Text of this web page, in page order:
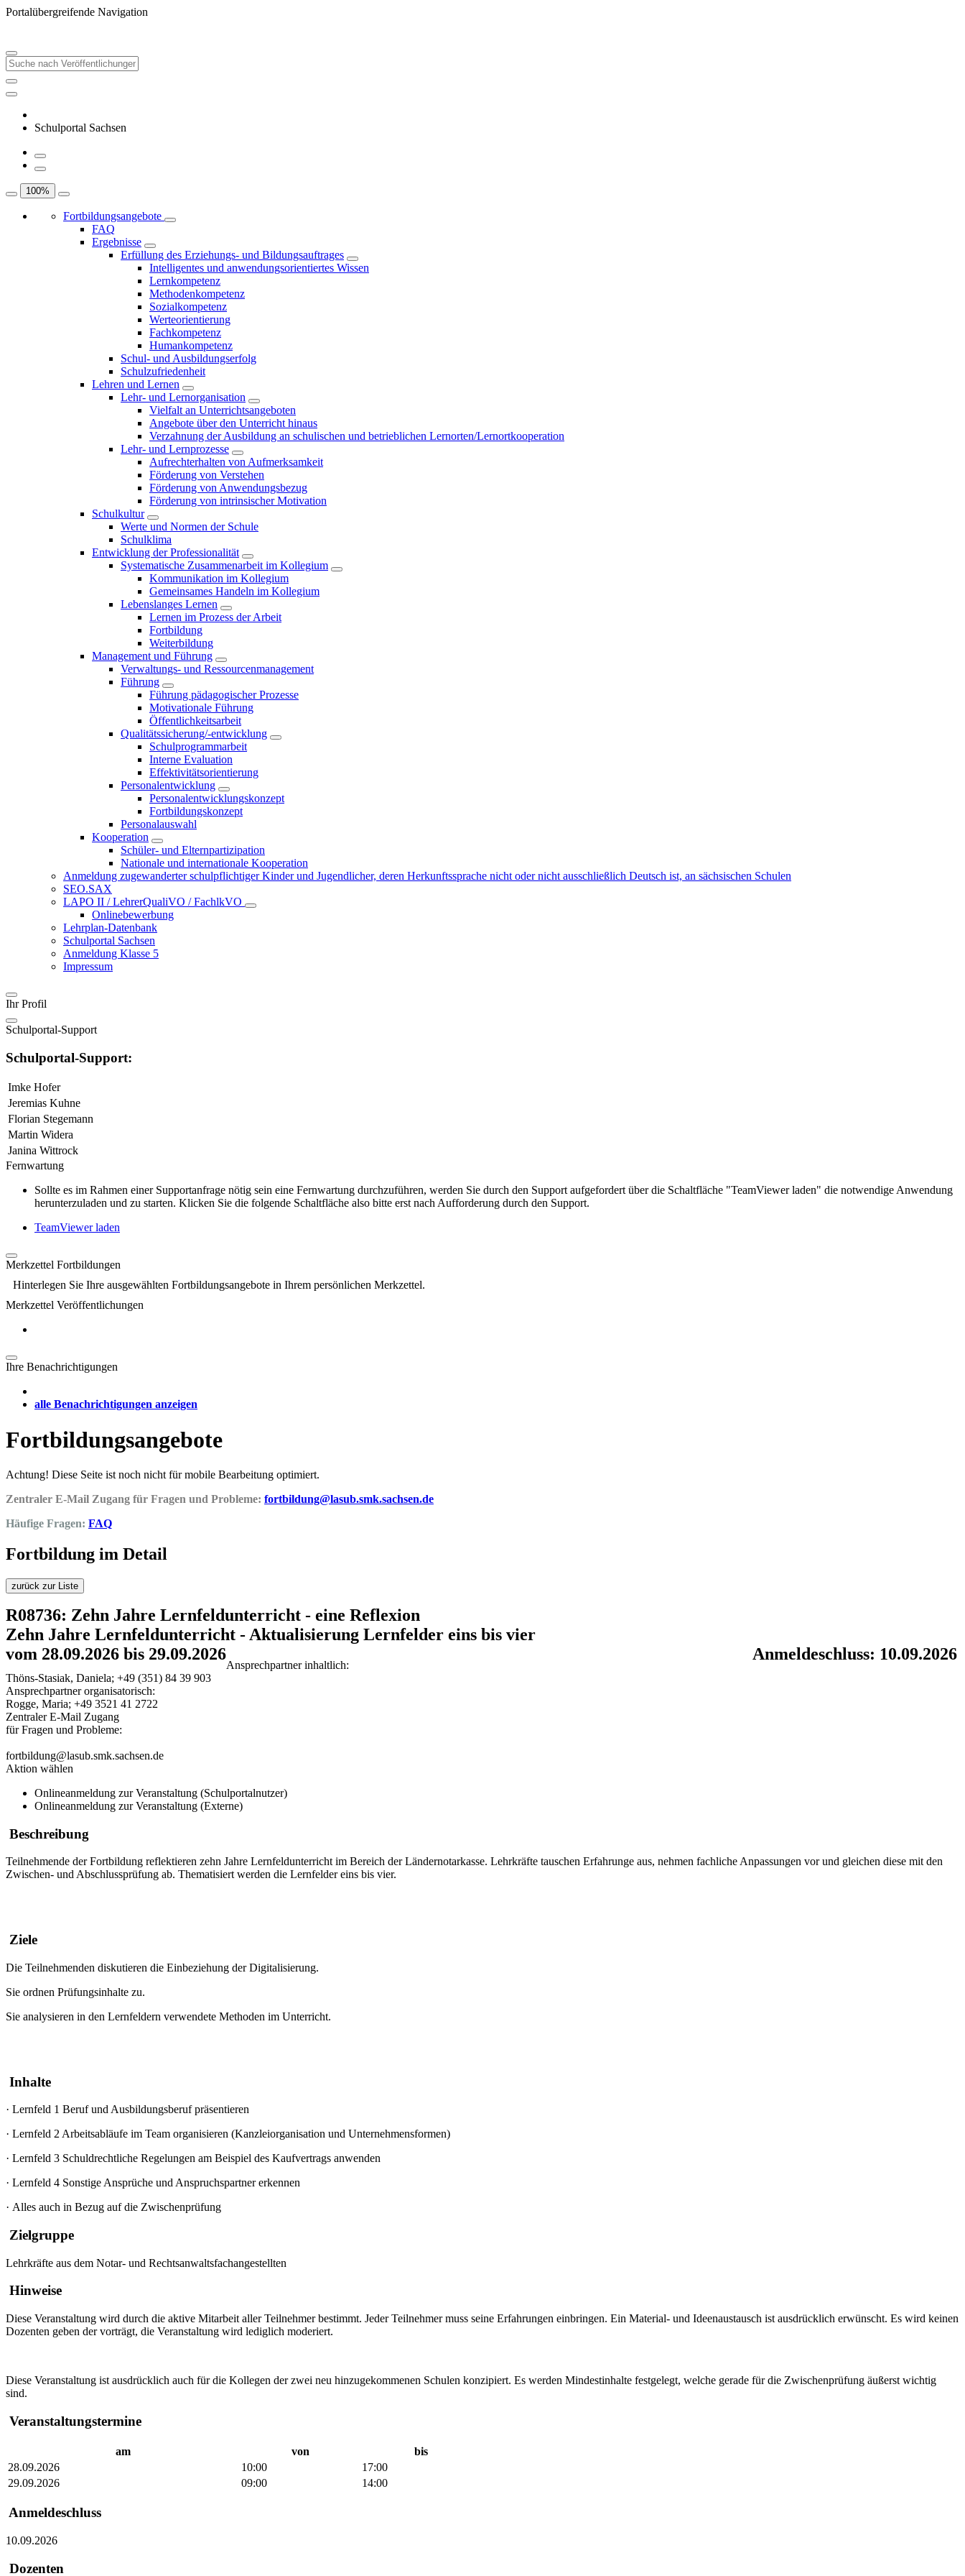
Portalübergreifende Navigation
Schulportal Sachsen
100%
Fortbildungsangebote
FAQ
Ergebnisse
Erfüllung des Erziehungs- und Bildungsauftrages
Intelligentes und anwendungsorientiertes Wissen
Lernkompetenz
Methodenkompetenz
Sozialkompetenz
Werteorientierung
Fachkompetenz
Humankompetenz
Schul- und Ausbildungserfolg
Schulzufriedenheit
Lehren und Lernen
Lehr- und Lernorganisation
Vielfalt an Unterrichtsangeboten
Angebote über den Unterricht hinaus
Verzahnung der Ausbildung an schulischen und betrieblichen Lernorten/Lernortkooperation
Lehr- und Lernprozesse
Aufrechterhalten von Aufmerksamkeit
Förderung von Verstehen
Förderung von Anwendungsbezug
Förderung von intrinsischer Motivation
Schulkultur
Werte und Normen der Schule
Schulklima
Entwicklung der Professionalität
Systematische Zusammenarbeit im Kollegium
Kommunikation im Kollegium
Gemeinsames Handeln im Kollegium
Lebenslanges Lernen
Lernen im Prozess der Arbeit
Fortbildung
Weiterbildung
Management und Führung
Verwaltungs- und Ressourcenmanagement
Führung
Führung pädagogischer Prozesse
Motivationale Führung
Öffentlichkeitsarbeit
Qualitätssicherung/-entwicklung
Schulprogrammarbeit
Interne Evaluation
Effektivitätsorientierung
Personalentwicklung
Personalentwicklungskonzept
Fortbildungskonzept
Personalauswahl
Kooperation
Schüler- und Elternpartizipation
Nationale und internationale Kooperation
Anmeldung zugewanderter schulpflichtiger Kinder und Jugendlicher, deren Herkunftssprache nicht oder nicht ausschließlich Deutsch ist, an sächsischen Schulen
SEO.SAX
LAPO II / LehrerQualiVO / FachlkVO
Onlinebewerbung
Lehrplan-Datenbank
Schulportal Sachsen
Anmeldung Klasse 5
Impressum
Ihr Profil
Schulportal-Support
Schulportal-Support:
Imke Hofer
Jeremias Kuhne
Florian Stegemann
Martin Widera
Janina Wittrock
Fernwartung
Sollte es im Rahmen einer Supportanfrage nötig sein eine Fernwartung durchzuführen, werden Sie durch den Support aufgefordert über die Schaltfläche "TeamViewer laden" die notwendige Anwendung
herunterzuladen und zu starten. Klicken Sie die folgende Schaltfläche also bitte erst nach Aufforderung durch den Support.
TeamViewer laden
Merkzettel Fortbildungen
Hinterlegen Sie Ihre ausgewählten Fortbildungsangebote in Ihrem persönlichen Merkzettel.
Merkzettel Veröffentlichungen
Ihre Benachrichtigungen
alle Benachrichtigungen anzeigen
Fortbildungsangebote
Achtung! Diese Seite ist noch nicht für mobile Bearbeitung optimiert.
Zentraler E-Mail Zugang für Fragen und Probleme: fortbildung@lasub.smk.sachsen.de
Häufige Fragen: FAQ
Fortbildung im Detail
zurück zur Liste
R08736: Zehn Jahre Lernfeldunterricht - eine Reflexion
Zehn Jahre Lernfeldunterricht - Aktualisierung Lernfelder eins bis vier
vom 28.09.2026 bis 29.09.2026
Anmeldeschluss: 10.09.2026
Ansprechpartner inhaltlich:
Thöns-Stasiak, Daniela; +49 (351) 84 39 903
Ansprechpartner organisatorisch:
Rogge, Maria; +49 3521 41 2722
Zentraler E-Mail Zugang
für Fragen und Probleme:
fortbildung@lasub.smk.sachsen.de
Aktion wählen
Onlineanmeldung zur Veranstaltung (Schulportalnutzer)
Onlineanmeldung zur Veranstaltung (Externe)
Beschreibung
Teilnehmende der Fortbildung reflektieren zehn Jahre Lernfeldunterricht im Bereich der Ländernotarkasse. Lehrkräfte tauschen Erfahrunge aus, nehmen fachliche Anpassungen vor und gleichen diese mit den
Zwischen- und Abschlussprüfung ab. Thematisiert werden die Lernfelder eins bis vier.
Ziele
Die Teilnehmenden diskutieren die Einbeziehung der Digitalisierung.
Sie ordnen Prüfungsinhalte zu.
Sie analysieren in den Lernfeldern verwendete Methoden im Unterricht.
Inhalte
· Lernfeld 1 Beruf und Ausbildungsberuf präsentieren
· Lernfeld 2 Arbeitsabläufe im Team organisieren (Kanzleiorganisation und Unternehmensformen)
· Lernfeld 3 Schuldrechtliche Regelungen am Beispiel des Kaufvertrags anwenden
· Lernfeld 4 Sonstige Ansprüche und Anspruchspartner erkennen
· Alles auch in Bezug auf die Zwischenprüfung
Zielgruppe
Lehrkräfte aus dem Notar- und Rechtsanwaltsfachangestellten
Hinweise
Diese Veranstaltung wird durch die aktive Mitarbeit aller Teilnehmer bestimmt. Jeder Teilnehmer muss seine Erfahrungen einbringen. Ein Material- und Ideenaustausch ist ausdrücklich erwünscht. Es wird keinen
Dozenten geben der vorträgt, die Veranstaltung wird lediglich moderiert.
Diese Veranstaltung ist ausdrücklich auch für die Kollegen der zwei neu hinzugekommenen Schulen konzipiert. Es werden Mindestinhalte festgelegt, welche gerade für die Zwischenprüfung äußerst wichtig
sind.
Veranstaltungstermine
am von
bis
28.09.2026
10:00
17:00
29.09.2026
09:00 14:00
Anmeldeschluss
10.09.2026
Dozenten